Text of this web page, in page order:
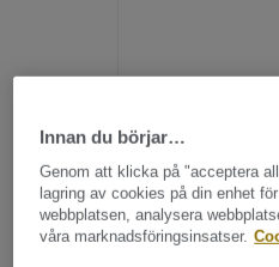
Innan du börjar…
Genom att klicka på "acceptera
lagring av cookies på din enhet
webbplatsen, analysera
våra marknadsföringsinsatser.